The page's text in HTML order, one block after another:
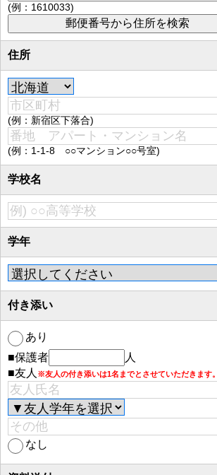
(例：1610033)
住所
(例：新宿区下落合)
(例：1-1-8 ○○マンション○○号室)
学校名
学年
付き添い
あり
■保護者
人
■友人 ※友人の付き添いは1名までとさせていただきます。
なし